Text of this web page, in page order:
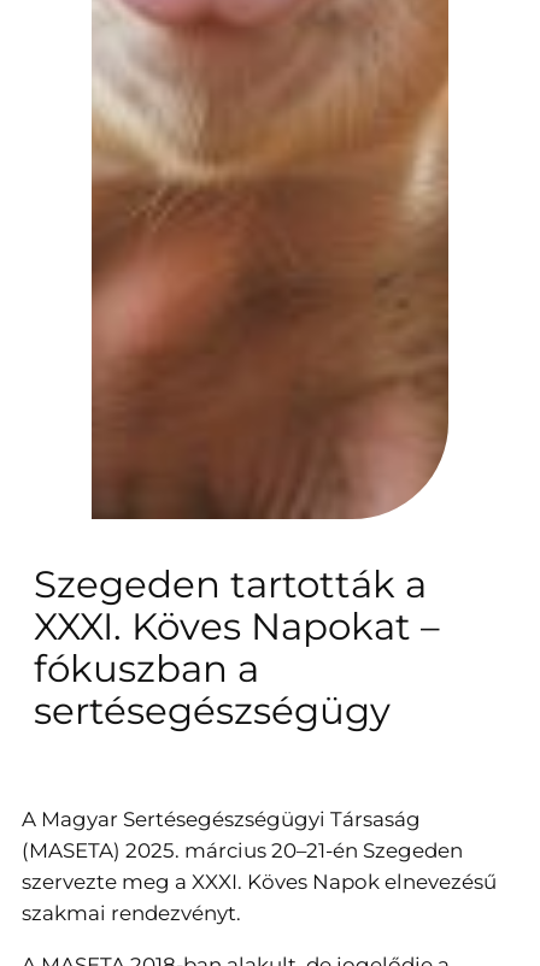
Szegeden tartották a
XXXI. Köves Napokat –
fókuszban a
sertésegészségügy
A Magyar Sertésegészségügyi Társaság
(MASETA) 2025. március 20–21-én Szegeden
szervezte meg a XXXI. Köves Napok elnevezésű
szakmai rendezvényt.